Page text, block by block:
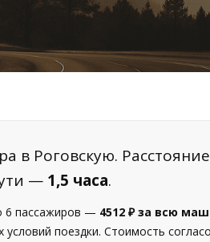
в Роговскую.
— 1,5 часа.
6 пассажиров — 4512 ₽ за всю
условий поездки. Стоимость